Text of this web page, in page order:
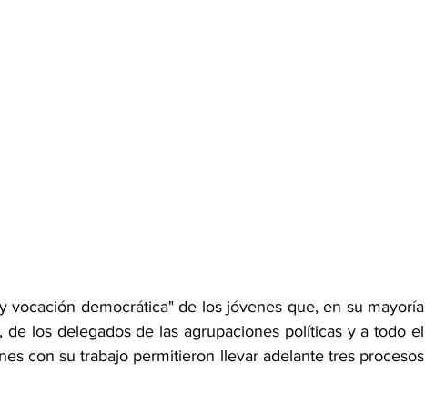
vocación democrática" de los jóvenes que, en su mayoría
de los delegados de las agrupaciones políticas y a todo el
con su trabajo permitieron llevar adelante tres procesos